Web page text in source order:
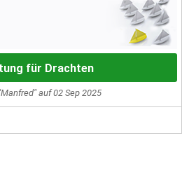
für Drachten
auf 02 Sep 2025